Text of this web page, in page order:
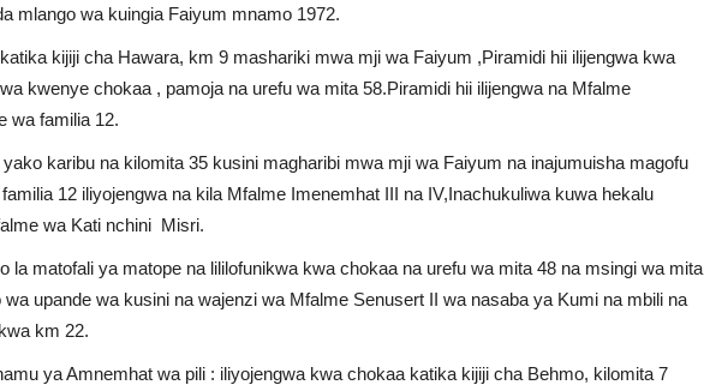
mlango wa kuingia Faiyum mnamo 1972.
kijiji cha Hawara, km 9 mashariki mwa mji wa Faiyum ,Piramidi hii ilijengwa kwa
kwenye chokaa , pamoja na urefu wa mita 58.Piramidi hii ilijengwa na Mfalme
wa familia 12.
karibu na kilomita 35 kusini magharibi mwa mji wa Faiyum na inajumuisha magofu
12 iliyojengwa na kila Mfalme Imenemhat III na IV,Inachukuliwa kuwa hekalu
wa Kati nchini Misri.
la matofali ya matope na lililofunikwa kwa chokaa na urefu wa mita 48 na msingi wa mita
upande wa kusini na wajenzi wa Mfalme Senusert II wa nasaba ya Kumi na mbili na
km 22.
ya Amnemhat wa pili : iliyojengwa kwa chokaa katika kijiji cha Behmo, kilomita 7